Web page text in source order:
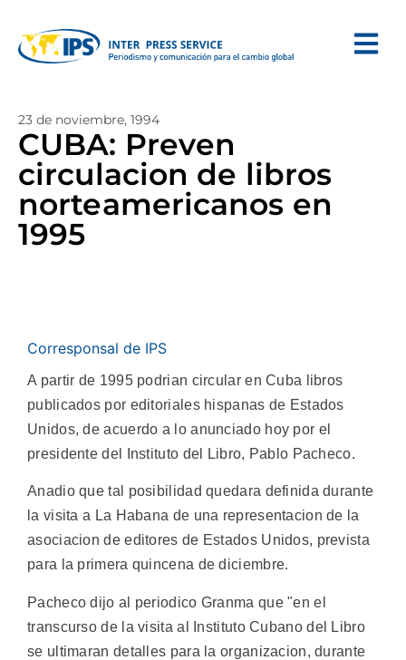
23 de noviembre, 1994
CUBA: Preven
circulacion de libros
norteamericanos en
1995
Corresponsal de IPS
A partir de 1995 podrian circular en Cuba libros
publicados por editoriales hispanas de Estados
Unidos, de acuerdo a lo anunciado hoy por el
presidente del Instituto del Libro, Pablo Pacheco.
Anadio que tal posibilidad quedara definida durante
la visita a La Habana de una representacion de la
asociacion de editores de Estados Unidos, prevista
para la primera quincena de diciembre.
Pacheco dijo al periodico Granma que "en el
transcurso de la visita al Instituto Cubano del Libro
se ultimaran detalles para la organizacion, durante